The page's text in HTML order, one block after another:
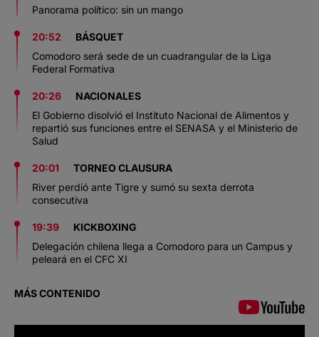
Panorama político: sin un mango
20:52
BÁSQUET
Comodoro será sede de un cuadrangular de la Liga
Federal Formativa
20:26
NACIONALES
El Gobierno disolvió el Instituto Nacional de Alimentos y
repartió sus funciones entre el SENASA y el Ministerio de
Salud
20:01
TORNEO CLAUSURA
River perdió ante Tigre y sumó su sexta derrota
consecutiva
19:39
KICKBOXING
Delegación chilena llega a Comodoro para un Campus y
peleará en el CFC XI
MÁS CONTENIDO